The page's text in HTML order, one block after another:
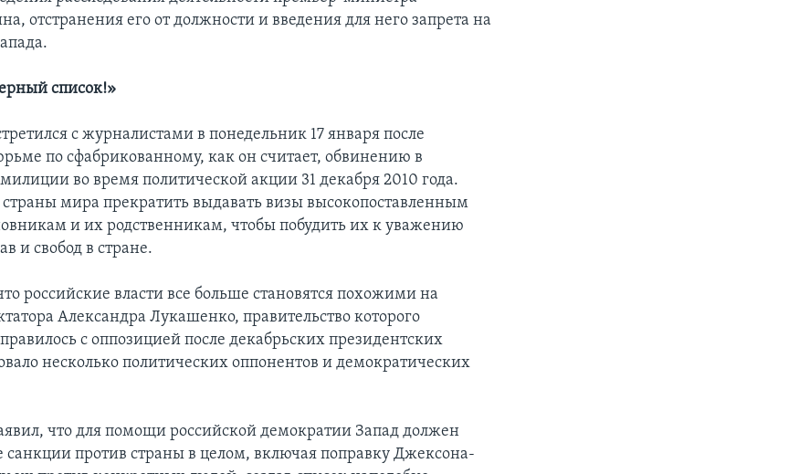
отстранения его от должности и введения для него запрета на
список!»
с журналистами в понедельник 17 января после
по сфабрикованному, как он считает, обвинению в
во время политической акции 31 декабря 2010 года.
мира прекратить выдавать визы высокопоставленным
и их родственникам, чтобы побудить их к уважению
и свобод в стране.
российские власти все больше становятся похожими на
Александра Лукашенко, правительство которого
с оппозицией после декабрьских президентских
несколько политических оппонентов и демократических
что для помощи российской демократии Запад должен
санкции против страны в целом, включая поправку Джексона-